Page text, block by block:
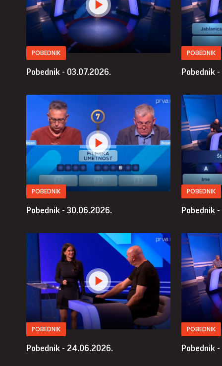
POBEDNIK
Pobednik - 03.07.2026.
POBEDNIK
Pobednik
POBEDNIK
Pobednik - 30.06.2026.
POBEDNIK
Pobednik
POBEDNIK
Pobednik - 24.06.2026.
POBEDNIK
Pobednik